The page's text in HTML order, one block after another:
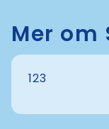
Mer
123